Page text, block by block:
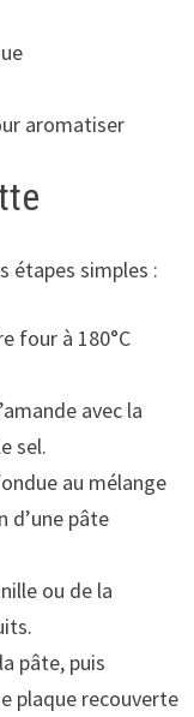
aromatiser
étapes simples :
four à 180°C
avec la
sel.
au mélange
d’une pâte
ou de la
pâte, puis
plaque recouverte